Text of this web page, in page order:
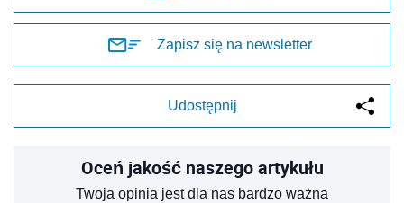
Zapisz się na newsletter
Udostępnij
Oceń jakość naszego artykułu
Twoja opinia jest dla nas bardzo ważna